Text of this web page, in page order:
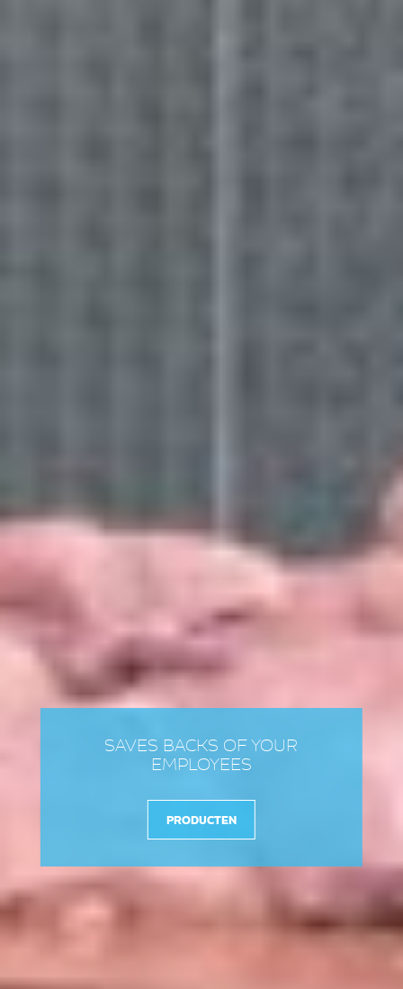
SAVES BACKS OF YOUR
EMPLOYEES
PRODUCTEN